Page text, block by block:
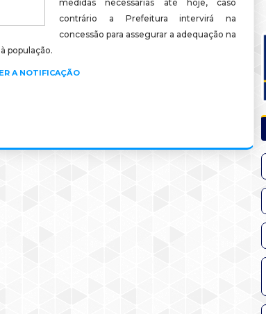
medidas necessárias até hoje, caso
contrário a Prefeitura intervirá na
concessão para assegurar a adequação na
população.
A NOTIFICAÇÃO